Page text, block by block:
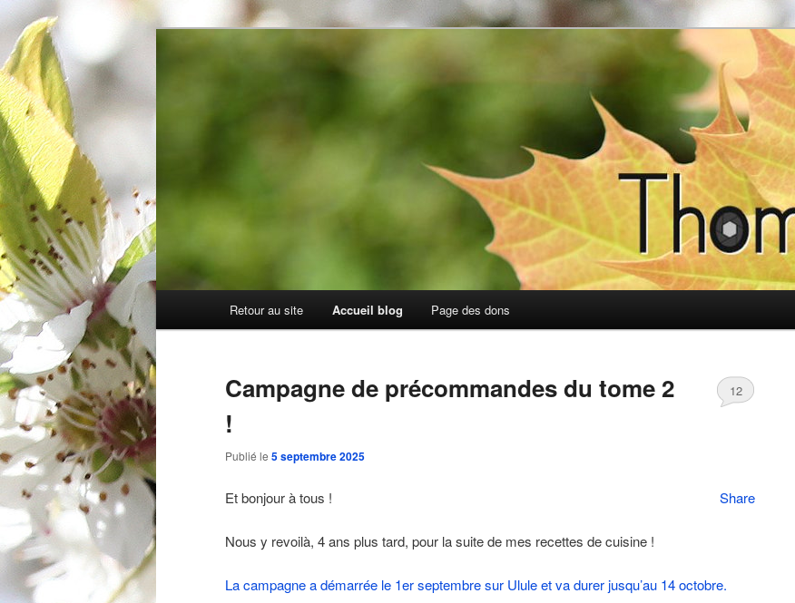
Aller
au
contenu
principal
Aller
au
contenu
secondaire
Blog de Thomphotos
Blog de Thomphotos
Retour au site Accueil blog Page des dons
Campagne de précommandes du tome 2
!
Publié le 5 septembre 2025
12
Share
Et bonjour à tous !
Nous y revoilà, 4 ans plus tard, pour la suite de mes recettes de cuisine !
La campagne a démarrée le 1er septembre sur Ulule et va durer jusqu’au 14 octobre.